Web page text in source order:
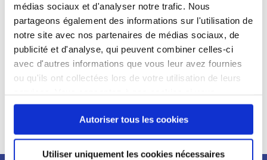
médias sociaux et d'analyser notre trafic. Nous
partageons également des informations sur l'utilisation de
notre site avec nos partenaires de médias sociaux, de
publicité et d'analyse, qui peuvent combiner celles-ci
avec d'autres informations que vous leur avez fournies
ou qu'ils ont collectées lors de votre utilisation de leurs
continuez à utiliser notre site Web.
Autoriser tous les cookies
Utiliser uniquement les cookies nécessaires
Expérience :
Processus
de
recrutement